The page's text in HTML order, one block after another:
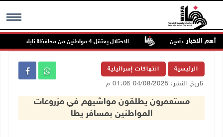
MENU أهم الاخبار
عتمة وبيت أمين الاحتلال يعتقل 4 مواطنين من محافظة نابلس
الرئيسية انتهاكات إسرائيلية
تاريخ النشر: 04/08/2025 01:06 م
مستعمرون يطلقون مواشيهم في مزروعات
المواطنين بمسافر يطا